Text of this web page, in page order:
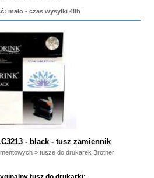
mało - czas wysyłki 48h
- black - tusz zamiennik
»tusze do drukarek Brother